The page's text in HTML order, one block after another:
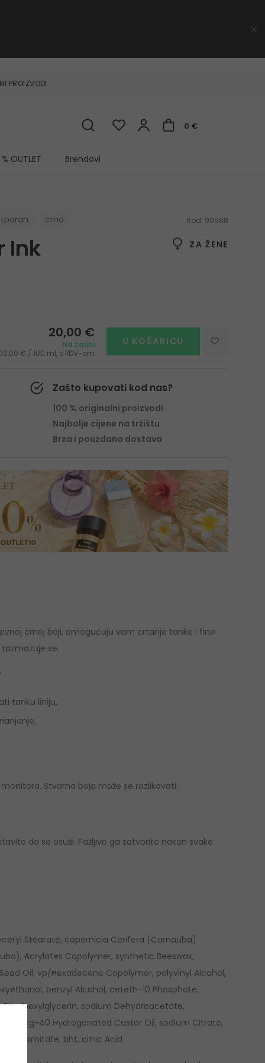
PROIZVODI
0 €
% OUTLET Brendovi
crna Kod: 90588
Ink ZA ŽENE
20,00 €
Na zalihi
€ / 100 ml, s PDV-om
U KOŠARICU
Zašto kupovati kod nas?
100 % originalni proizvodi
Najbolje cijene na tržištu
Brza i pouzdana dostava
crnoj boji, omogućuju vam crtanje tanke i fine
se.
tanku liniju,
Stvarna boja može se razlikovati.
da se osuši. Pažljivo ga zatvorite nakon svake
Stearate, copernicia Cerifera (Carnauba)
Acrylates Copolymer, synthetic Beeswax,
Oil, vp/Hexadecene Copolymer, polyvinyl Alcohol,
benzyl Alcohol, ceteth-10 Phosphate,
sodium Dehydroacetate,
peg-40 Hydrogenated Castor Oil, sodium Citrate,
Palmitate, bht, citric Acid.